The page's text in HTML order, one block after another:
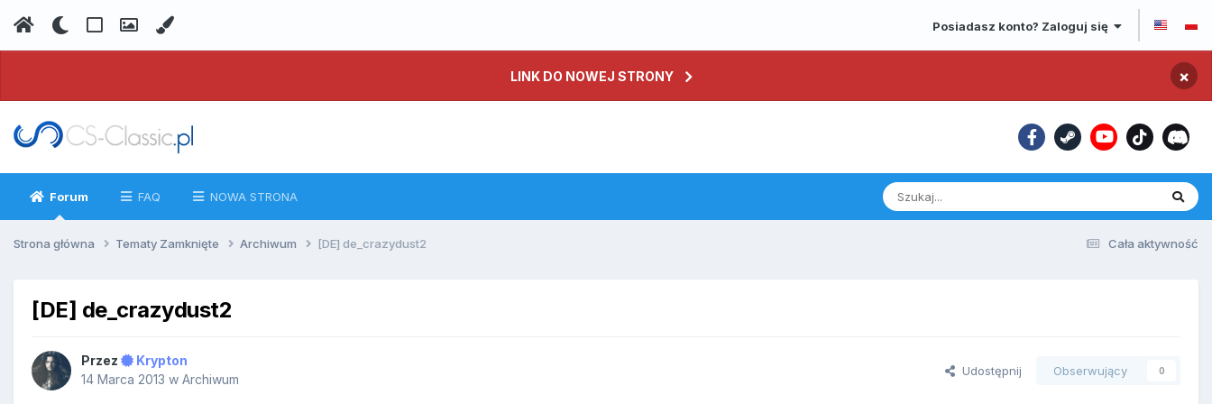
Posiadasz konto? Zaloguj się
LINK DO NOWEJ STRONY ×
Forum FAQ NOWA STRONA
Cała aktywność
Strona główna Tematy Zamknięte Archiwum [DE] de_crazydust2
[DE] de_crazydust2
Przez
Krypton
14 Marca 2013 w Archiwum
Udostępnij Obserwujący 0